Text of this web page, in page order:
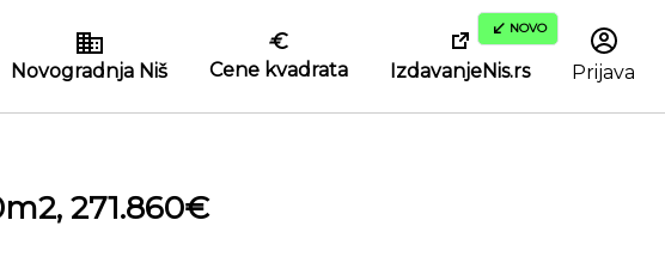
Novogradnja Niš Cene kvadrata
NOVO
IzdavanjeNis.rs Prijava
271.860€